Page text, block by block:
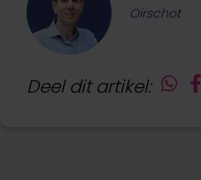
Oirschot
Deel dit artikel: